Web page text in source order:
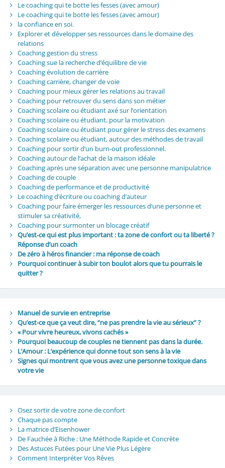
Le coaching qui te botte les fesses (avec amour)
Le coaching qui te botte les fesses (avec amour)
la confiance en soi.
Explorer et développer ses ressources dans le domaine des
relations
Coaching gestion du stress
Coaching sue la recherche d’équilibre de vie
Coaching évolution de carrière
Coaching carrière, changer de voie
Coaching pour mieux gérer les relations au travail
Coaching pour retrouver du sens dans son métier
Coaching scolaire ou étudiant axé sur l’orientation
Coaching scolaire ou étudiant, pour la motivation
Coaching scolaire ou étudiant pour gérer le stress des examens
Coaching scolaire ou étudiant, autour des méthodes de travail
Coaching pour sortir d’un burn-out professionnel.
Coaching autour de l’achat de la maison idéale
Coaching après une séparation avec une personne manipulatrice
Coaching de couple
Coaching de performance et de productivité
Le coaching d’écriture ou coaching d’auteur
Coaching pour faire émerger les ressources d’une personne et
stimuler sa créativité,
Coaching pour surmonter un blocage créatif
Qu’est‑ce qui est plus important : ta zone de confort ou ta liberté ?
Réponse d’un coach
De zéro à héros financier : ma réponse de coach
Pourquoi continuer à subir ton boulot alors que tu pourrais le
quitter ?
Manuel de survie en entreprise
Qu’est-ce que ça veut dire, “ne pas prendre la vie au sérieux” ?
« Pour vivre heureux, vivons cachés »
Pourquoi beaucoup de couples ne tiennent pas dans la durée.
L’Amour : L’expérience qui donne tout son sens à la vie
Signes qui montrent que vous avez une personne toxique dans
votre vie
Osez sortir de votre zone de confort
Chaque pas compte
La matrice d’Eisenhower
De Fauchée à Riche : Une Méthode Rapide et Concrète
Des Astuces Futées pour Une Vie Plus Légère
Comment Interpréter Vos Rêves